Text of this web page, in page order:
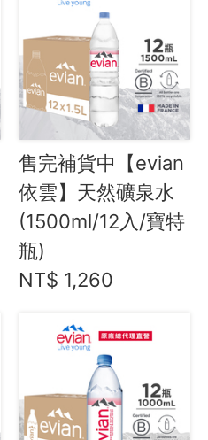
售完補貨中【evian
依雲】天然礦泉水
(1500ml/12入/寶特
瓶)
NT$ 1,260